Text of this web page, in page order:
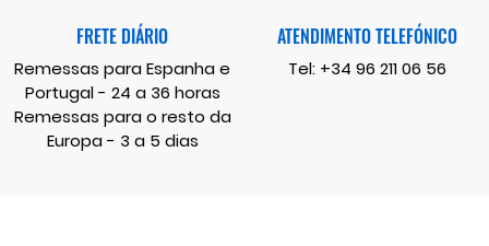
FRETE DIÁRIO
Remessas para Espanha e
Portugal - 24 a 36 horas
Remessas para o resto da
Europa - 3 a 5 dias
ATENDIMENTO TELEFÓNICO
Tel: +34 96 211 06 56